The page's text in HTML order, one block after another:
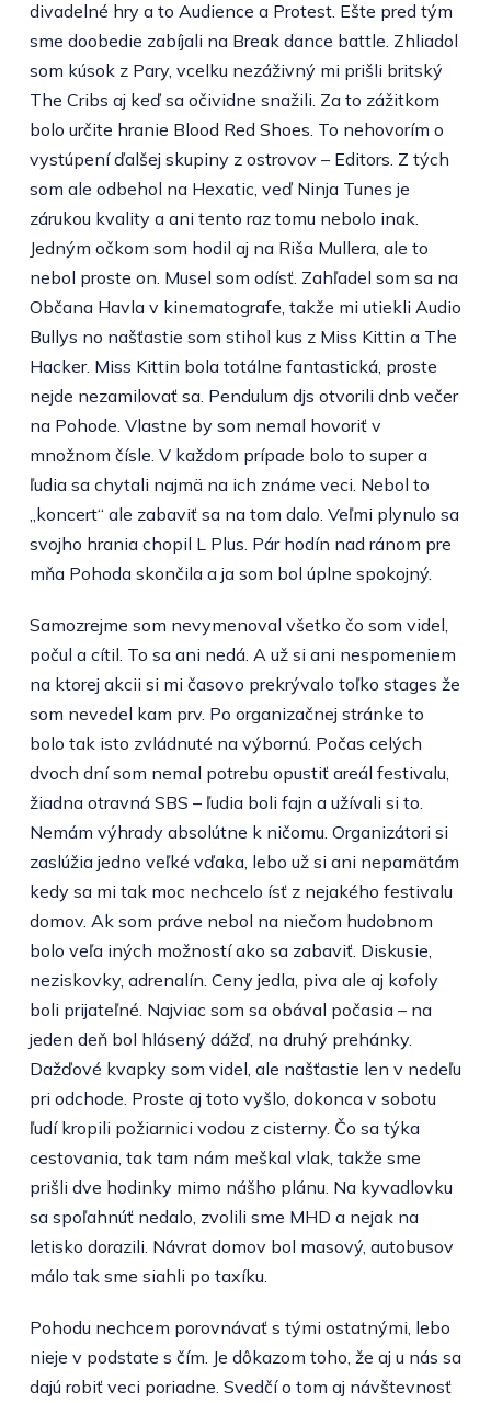
divadelné hry a to Audience a Protest. Ešte pred tým
sme doobedie zabíjali na Break dance battle. Zhliadol
som kúsok z Pary, vcelku nezáživný mi prišli britský
The Cribs aj keď sa očividne snažili. Za to zážitkom
bolo určite hranie Blood Red Shoes. To nehovorím o
vystúpení ďalšej skupiny z ostrovov – Editors. Z tých
som ale odbehol na Hexatic, veď Ninja Tunes je
zárukou kvality a ani tento raz tomu nebolo inak.
Jedným očkom som hodil aj na Riša Mullera, ale to
nebol proste on. Musel som odísť. Zahľadel som sa na
Občana Havla v kinematografe, takže mi utiekli Audio
Bullys no našťastie som stihol kus z Miss Kittin a The
Hacker. Miss Kittin bola totálne fantastická, proste
nejde nezamilovať sa. Pendulum djs otvorili dnb večer
na Pohode. Vlastne by som nemal hovoriť v
množnom čísle. V každom prípade bolo to super a
ľudia sa chytali najmä na ich známe veci. Nebol to
„koncert“ ale zabaviť sa na tom dalo. Veľmi plynulo sa
svojho hrania chopil L Plus. Pár hodín nad ránom pre
mňa Pohoda skončila a ja som bol úplne spokojný.
Samozrejme som nevymenoval všetko čo som videl,
počul a cítil. To sa ani nedá. A už si ani nespomeniem
na ktorej akcii si mi časovo prekrývalo toľko stages že
som nevedel kam prv. Po organizačnej stránke to
bolo tak isto zvládnuté na výbornú. Počas celých
dvoch dní som nemal potrebu opustiť areál festivalu,
žiadna otravná SBS – ľudia boli fajn a užívali si to.
Nemám výhrady absolútne k ničomu. Organizátori si
zaslúžia jedno veľké vďaka, lebo už si ani nepamätám
kedy sa mi tak moc nechcelo ísť z nejakého festivalu
domov. Ak som práve nebol na niečom hudobnom
bolo veľa iných možností ako sa zabaviť. Diskusie,
neziskovky, adrenalín. Ceny jedla, piva ale aj kofoly
boli prijateľné. Najviac som sa obával počasia – na
jeden deň bol hlásený dážď, na druhý prehánky.
Dažďové kvapky som videl, ale našťastie len v nedeľu
pri odchode. Proste aj toto vyšlo, dokonca v sobotu
ľudí kropili požiarnici vodou z cisterny. Čo sa týka
cestovania, tak tam nám meškal vlak, takže sme
prišli dve hodinky mimo nášho plánu. Na kyvadlovku
sa spoľahnúť nedalo, zvolili sme MHD a nejak na
letisko dorazili. Návrat domov bol masový, autobusov
málo tak sme siahli po taxíku.
Pohodu nechcem porovnávať s tými ostatnými, lebo
nieje v podstate s čím. Je dôkazom toho, že aj u nás sa
dajú robiť veci poriadne. Svedčí o tom aj návštevnosť